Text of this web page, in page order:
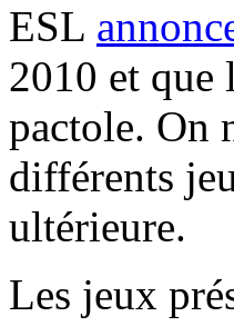
ESL
2010 et
pactole. On
différents
ultérieure.
Les jeux